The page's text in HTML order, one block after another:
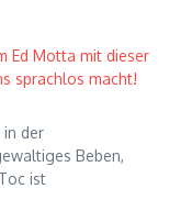
Ed Motta mit dieser
sprachlos macht!
der
Beben,
ist